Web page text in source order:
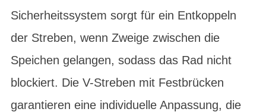
Sicherheitssystem sorgt für ein Entkoppeln
der Streben, wenn Zweige zwischen die
Speichen gelangen, sodass das Rad nicht
blockiert. Die V-Streben mit Festbrücken
garantieren eine individuelle Anpassung, die